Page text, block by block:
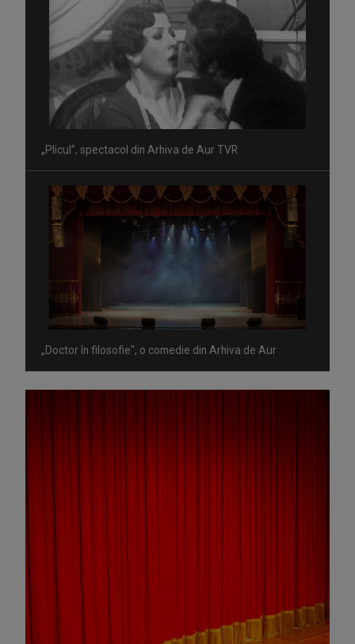
„Plicul”, spectacol din Arhiva de Aur TVR
„Doctor în filosofie", o comedie din Arhiva de Aur